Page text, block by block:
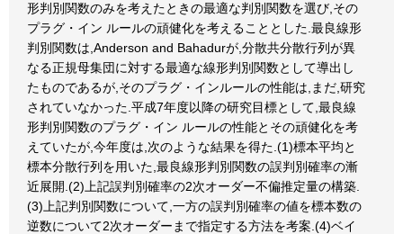
形判別関数のみを考えたときの最適な判別関数を選び,その
プラグ・イン ルールの頑健化を考えることとした.最良線形
判別関数は,Anderson and Bahadurが,分散共分散行列が異
なる正規母集団に対する最適な線形判別関数として導出し
たものであるが,そのプラグ・インルールの性能は,まだ,研究
されていなかった.平成7年度以降の研究目標として,最良線
形判別関数のプラグ・イン ルールの性能とその頑健化を考
えていたが,今年度は,次のような結果を得た.(1)標本平均と
標本分散行列を用いた,最良線形判別関数の誤判別確率の漸
近展開.(2)上記誤判別確率の2次オーダー不偏推定量の構築.
(3)上記判別関数について,一方の誤判別確率の値を標本数の
逆数について2次オーダーまで指定する方法を考案.(4)ベイ